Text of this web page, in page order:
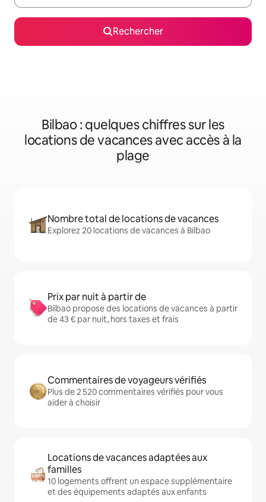
Rechercher
Bilbao : quelques chiffres sur les
locations de vacances avec accès à la
plage
Nombre total de locations de vacances
Explorez 20 locations de vacances à Bilbao
Prix par nuit à partir de
Bilbao propose des locations de vacances à partir
de 43 € par nuit, hors taxes et frais
Commentaires de voyageurs vérifiés
Plus de 2 520 commentaires vérifiés pour vous
aider à choisir
Locations de vacances adaptées aux
familles
10 logements offrent un espace supplémentaire
et des équipements adaptés aux enfants